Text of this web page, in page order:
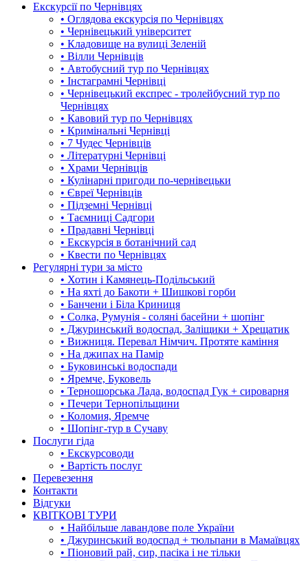
Екскурсії по Чернівцях
• Оглядова екскурсія по Чернівцях
• Чернівецький університет
• Кладовище на вулиці Зеленій
• Вілли Чернівців
• Автобусний тур по Чернівцях
• Інстаграмні Чернівці
• Чернівецький експрес - тролейбусний тур по
Чернівцях
• Кавовий тур по Чернівцях
• Кримінальні Чернівці
• 7 Чудес Чернівців
• Літературні Чернівці
• Храми Чернівців
• Кулінарні пригоди по-чернівецьки
• Євреї Чернівців
• Підземні Чернівці
• Таємниці Садгори
• Прадавні Чернівці
• Екскурсія в ботанічний сад
• Квести по Чернівцях
Регулярні тури за місто
• Хотин і Камянець-Подільський
• На яхті до Бакоти + Шишкові горби
• Банчени і Біла Криниця
• Солка, Румунія - соляні басейни + шопінг
• Джуринський водоспад, Заліщики + Хрещатик
• Вижниця. Перевал Німчич. Протяте каміння
• На джипах на Памір
• Буковинські водоспади
• Яремче, Буковель
• Терношорська Лада, водоспад Гук + сироварня
• Печери Тернопільщини
• Коломия, Яремче
• Шопінг-тур в Сучаву
Послуги гіда
• Екскурсоводи
• Вартість послуг
Перевезення
Контакти
Відгуки
КВІТКОВІ ТУРИ
• Найбільше лавандове поле України
• Джуринський водоспад + тюльпани в Мамаївцях
• Піоновий рай, сир, пасіка і не тільки